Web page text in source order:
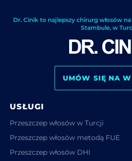
Dr. Cinik to najlepszy chirurg włosów
Stambule, w
UMÓW SIĘ NA
USŁUGI
Przeszczep włosów w Turcji
Przeszczep włosów metodą FUE
Przeszczep włosów DHI